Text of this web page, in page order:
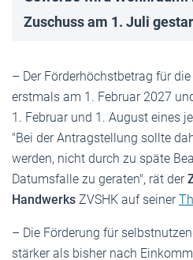
Zuschuss am 1. Juli
– Der Förderhöchstbetrag für
erstmals am 1. Februar 2027
1. Februar und 1. August eines
"Bei der Antragstellung sollte
werden, nicht durch zu späte
Datumsfalle zu geraten", rät der
Handwerks ZVSHK auf seiner
– Die Förderung für
stärker als bisher nach